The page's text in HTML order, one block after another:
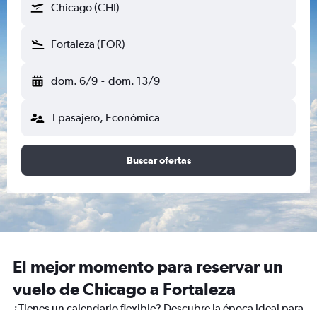
Chicago (CHI)
Fortaleza (FOR)
dom. 6/9 - dom. 13/9
1 pasajero, Económica
Buscar ofertas
El mejor momento para reservar un
vuelo de Chicago a Fortaleza